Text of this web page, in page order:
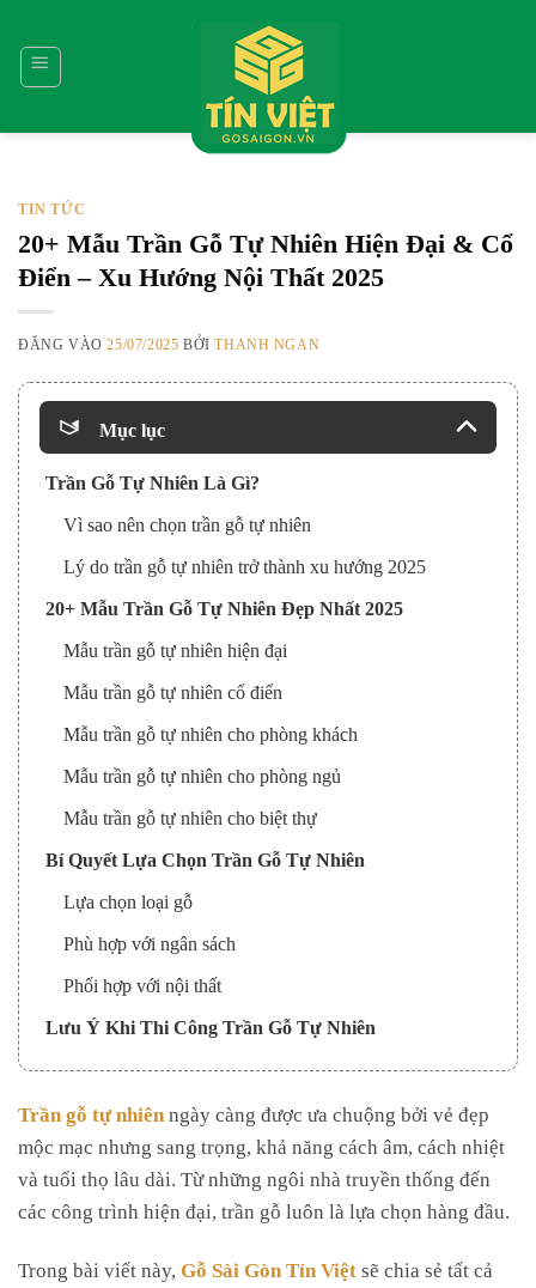
qua
nội
TIN TỨC
20+ Mẫu Trần Gỗ Tự Nhiên Hiện Đại & Cổ
Điển – Xu Hướng Nội Thất 2025
ĐĂNG VÀO25/07/2025 BỞITHANH NGAN
Mục lục
Trần Gỗ Tự Nhiên Là Gì?
Vì sao nên chọn trần gỗ tự nhiên
Lý do trần gỗ tự nhiên trở thành xu hướng 2025
20+ Mẫu Trần Gỗ Tự Nhiên Đẹp Nhất 2025
Mẫu trần gỗ tự nhiên hiện đại
Mẫu trần gỗ tự nhiên cổ điển
Mẫu trần gỗ tự nhiên cho phòng khách
Mẫu trần gỗ tự nhiên cho phòng ngủ
Mẫu trần gỗ tự nhiên cho biệt thự
Bí Quyết Lựa Chọn Trần Gỗ Tự Nhiên
Lựa chọn loại gỗ
Phù hợp với ngân sách
Phối hợp với nội thất
Lưu Ý Khi Thi Công Trần Gỗ Tự Nhiên
Chọn đơn vị thi công uy tín
Kiểm tra chất lượng gỗ và quy trình lắp đặt
Kết Luận
Trần gỗ tự nhiên ngày càng được ưa chuộng bởi vẻ đẹp
mộc mạc nhưng sang trọng, khả năng cách âm, cách nhiệt
và tuổi thọ lâu dài. Từ những ngôi nhà truyền thống đến
các công trình hiện đại, trần gỗ luôn là lựa chọn hàng đầu.
Trong bài viết này, Gỗ Sài Gòn Tín Việt sẽ chia sẻ tất cả